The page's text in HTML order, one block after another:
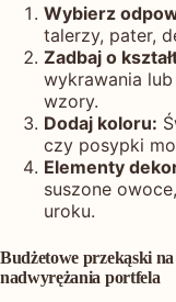
Wybierz
talerzy, pater,
Zadbaj o
wykrawania
wzory.
Dodaj koloru:
czy posypki
Elementy
suszone
uroku.
Budżetowe przekąski
nadwyrężania portfela